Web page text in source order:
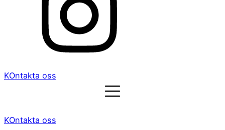
KOntakta oss
KOntakta oss